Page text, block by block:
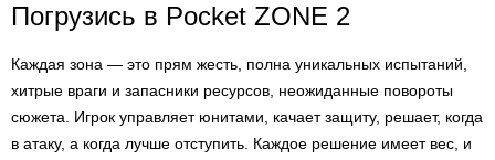
Погрузись в Pocket ZONE 2
Каждая зона — это прям жесть, полна уникальных испытаний,
хитрые враги и запасники ресурсов, неожиданные повороты
сюжета. Игрок управляет юнитами, качает защиту, решает, когда
в атаку, а когда лучше отступить. Каждое решение имеет вес, и